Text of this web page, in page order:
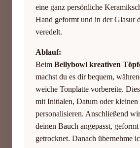
eine ganz persönliche
Hand geformt und in der Glasur
veredelt.
Ablauf:
Beim Bellybowl kreativen
machst du es dir bequem,
weiche Tonplatte vorbereite.
mit Initialen, Datum oder
personalisieren. Anschließend
deinen Bauch angepasst, geformt
getrocknet. Danach übernehme